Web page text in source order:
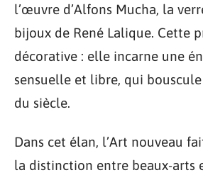
l’œuvre d’Alfons Mucha, la
bijoux de René Lalique. Cette
décorative : elle incarne une
sensuelle et libre, qui
du siècle.
Dans cet élan, l’Art nouveau
la distinction entre beaux-arts